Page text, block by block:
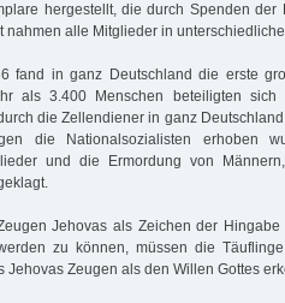
hergestellt, die durch Spenden der
nahmen alle Mitglieder in
fand in ganz Deutschland die erste
als 3.400 Menschen beteiligten
die Zellendiener in ganz
die Nationalsozialisten erhoben
und die Ermordung von
Jehovas als Zeichen der
zu können, müssen die
Jehovas Zeugen als den Willen Gottes